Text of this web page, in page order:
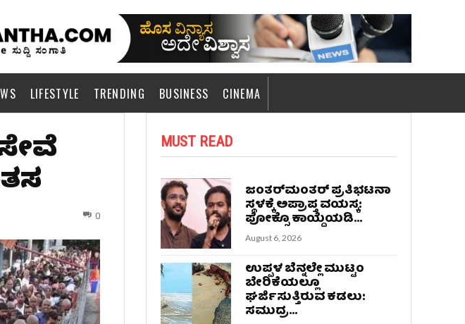
LIFESTYLE TRENDING BUSINESS CINEMA
0
MUST READ
ಜಂತರ್‌ಮಂತರ್‌ ಪ್ರತಿಭಟನಾ
ಸ್ಥಳಕ್ಕೆ ಅಪ್ರಾಪ್ತ ವಯಸ್ಕ:
ಪೋಕ್ಸೊ ಕಾಯ್ದೆಯಡಿ...
August 6, 2026
ಉಪ್ಪಳ ಬೆನ್ನಲ್ಲೇ ಮುಟ್ಟಂ
ಬೇರಿಕೆಯಲ್ಲೂ
ಘರ್ಜಿಸುತ್ತಿರುವ ಕಡಲು:
ಸಮುದ್ರ...